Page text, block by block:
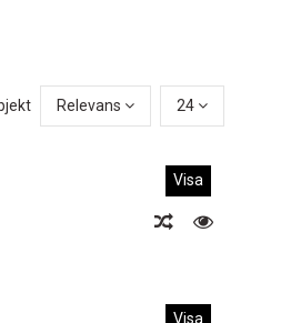
Relevans 24
Visa
Visa